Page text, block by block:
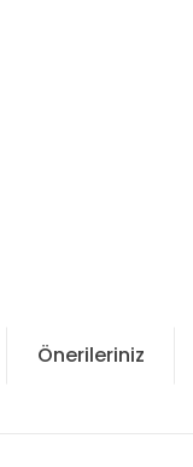
Önerileriniz